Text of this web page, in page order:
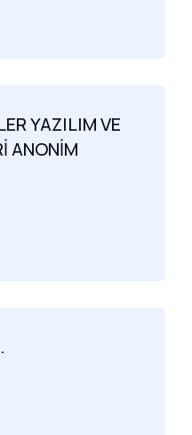
YAZILIM VE
ANONİM